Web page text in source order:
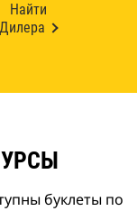
Найти
Дилера
буклеты по